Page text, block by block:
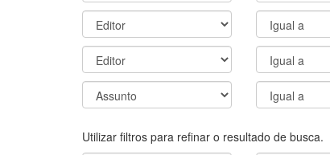
Utilizar filtros para refinar o resultado de busca.